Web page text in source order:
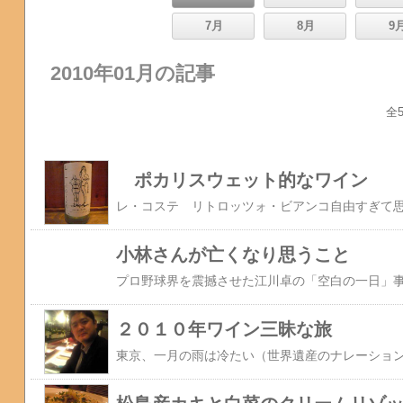
7月 8月 9月
2010年01月の記事
全
ポカリスウェット的なワイン
小林さんが亡くなり思うこと
２０１０年ワイン三昧な旅